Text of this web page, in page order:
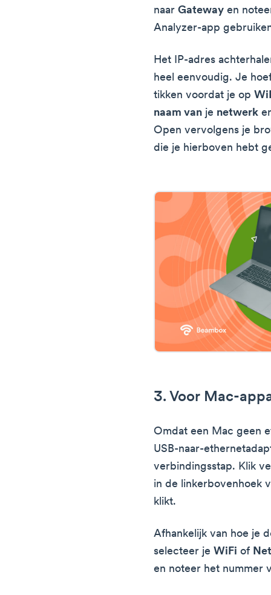
naarGateway en
Analyzer-app
Het IP-adres
heel eenvoudig. Je
tikken voordat je op
naam van je netwerk
Open vervolgens je
die je hierboven hebt
3. Voor Mac-
Omdat een Mac geen
USB-naar-
verbindingsstap. Klik
in de linkerbovenhoek
klikt.
Afhankelijk van hoe je
selecteer jeWiFi of
en noteer het nummer